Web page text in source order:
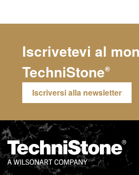
Iscrivetevi al
TechniStone®
Iscriversi alla newsletter